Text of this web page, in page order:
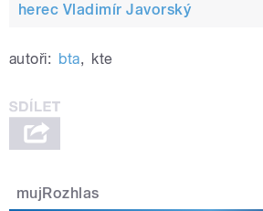
herec Vladimír Javorský
autoři: bta, kte
mujRozhlas